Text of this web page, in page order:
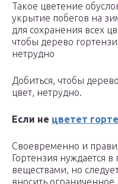
Такое цветение
укрытие побегов на
для сохранения всех
чтобы дерево
нетрудно
Добиться, чтобы
цвет, нетрудно.
Если не цветет
Своевременно и
Гортензия нуждается
веществами, но
вносить